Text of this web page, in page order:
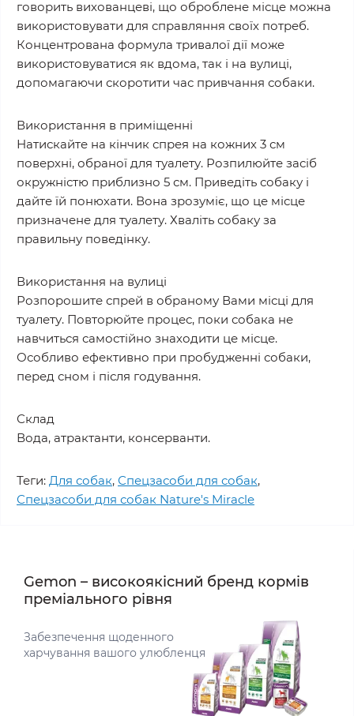
говорить вихованцеві, що оброблене місце можна
використовувати для справляння своїх потреб.
Концентрована формула тривалої дії може
використовуватися як вдома, так і на вулиці,
допомагаючи скоротити час привчання собаки.
Використання в приміщенні
Натискайте на кінчик спрея на кожних 3 см
поверхні, обраної для туалету. Розпилюйте засіб
окружністю приблизно 5 см. Приведіть собаку і
дайте їй понюхати. Вона зрозуміє, що це місце
призначене для туалету. Хваліть собаку за
правильну поведінку.
Використання на вулиці
Розпорошите спрей в обраному Вами місці для
туалету. Повторюйте процес, поки собака не
навчиться самостійно знаходити це місце.
Особливо ефективно при пробудженні собаки,
перед сном і після годування.
Склад
Вода, атрактанти, консерванти.
Теги: Для собак, Спецзасоби для собак,
Спецзасоби для собак Nature's Miracle
Gemon – високоякісний бренд кормів
преміального рівня
Забезпечення щоденного
харчування вашого улюбленця